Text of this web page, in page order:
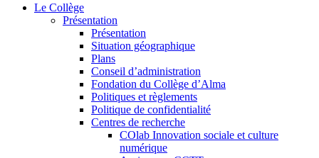
Le Collège
Présentation
Présentation
Situation géographique
Plans
Conseil d’administration
Fondation du Collège d’Alma
Politiques et règlements
Politique de confidentialité
Centres de recherche
COlab Innovation sociale et culture
numérique